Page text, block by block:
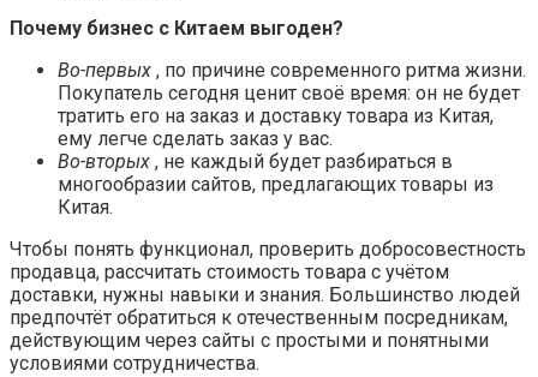
Почему бизнес с Китаем выгоден?
Во-первых , по причине современного ритма жизни.
Покупатель сегодня ценит своё время: он не будет
тратить его на заказ и доставку товара из Китая,
ему легче сделать заказ у вас.
Во-вторых , не каждый будет разбираться в
многообразии сайтов, предлагающих товары из
Китая.
Чтобы понять функционал, проверить добросовестность
продавца, рассчитать стоимость товара с учётом
доставки, нужны навыки и знания. Большинство людей
предпочтёт обратиться к отечественным посредникам,
действующим через сайты с простыми и понятными
условиями сотрудничества.